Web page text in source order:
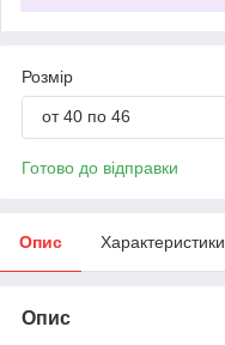
Розмір
от 40 по 46
Готово до відправки
Опис Характеристики
Опис